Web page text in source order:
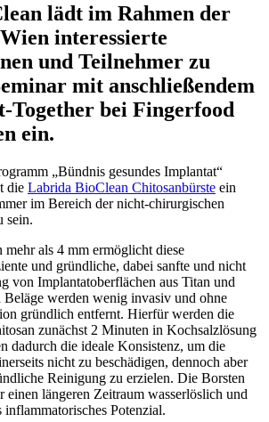
lädt im Rahmen der
interessierte
und Teilnehmer zu
mit anschließendem
Together bei Fingerfood
ein.
„Bündnis gesundes Implantat“
die Labrida BioClean Chitosanbürste ein
im Bereich der nicht-chirurgischen
sein.
mehr als 4 mm ermöglicht diese
und gründliche, dabei sanfte und nicht
von Implantatoberflächen aus Titan und
werden wenig invasiv und ohne
gründlich entfernt. Hierfür werden die
zunächst 2 Minuten in Kochsalzlösung
dadurch die ideale Konsistenz, um die
nicht zu beschädigen, dennoch aber
Reinigung zu erzielen. Die Borsten
einen längeren Zeitraum wasserlöslich und
inflammatorisches Potenzial.